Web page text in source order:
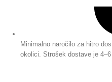
Minimalno naročilo za hitro
okolici. Strošek dostave je